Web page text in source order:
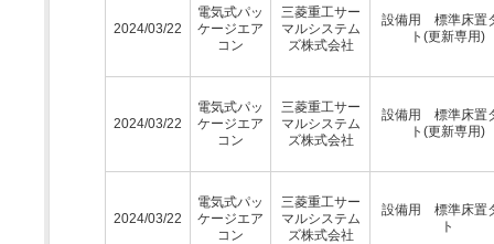
2024/03/22
電気式パッ
ケージエア
コン
三菱重工サー
マルシステム
ズ株式会社
設備用 標準床置
ト(更新専用)
2024/03/22
電気式パッ
ケージエア
コン
三菱重工サー
マルシステム
ズ株式会社
設備用 標準床置
ト(更新専用)
2024/03/22
電気式パッ
ケージエア
コン
三菱重工サー
マルシステム
ズ株式会社
設備用 標準床置
ト